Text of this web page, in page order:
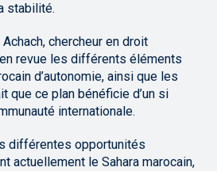
stabilité.
chercheur en droit
revue les différents éléments
d’autonomie, ainsi que les
que ce plan bénéficie d’un si
internationale.
différentes opportunités
actuellement le Sahara marocain,